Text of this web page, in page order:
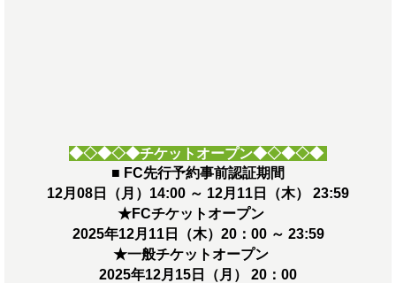
◆◇◆◇◆チケットオープン◆◇◆◇◆
■ FC先行予約事前認証期間
12月08日（月）14:00 ～ 12月11日（木） 23:59
★FCチケットオープン
2025年12月11日（木）20：00 ～ 23:59
★一般チケットオープン
2025年12月15日（月） 20：00